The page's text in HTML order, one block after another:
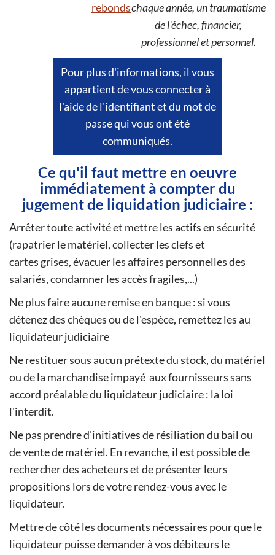
chaque année, un traumatisme
de l'échec, financier,
professionnel et personnel.
Pour plus d'informations, il vous
appartient de vous connecter à
l'aide de l'identifiant et du mot de
passe qui vous ont été
communiqués.
Ce qu'il faut mettre en oeuvre
immédiatement à compter du
jugement de liquidation judiciaire :
Arrêter toute activité et mettre les actifs en sécurité
(rapatrier le matériel, collecter les clefs et
cartes grises, évacuer les affaires personnelles des
salariés, condamner les accès fragiles,...)
Ne plus faire aucune remise en banque : si vous
détenez des chèques ou de l'espèce, remettez les au
liquidateur judiciaire
Ne restituer sous aucun prétexte du stock, du matériel
ou de la marchandise impayé aux fournisseurs sans
accord préalable du liquidateur judiciaire : la loi
l'interdit.
Ne pas prendre d'initiatives de résiliation du bail ou
de vente de matériel. En revanche, il est possible de
rechercher des acheteurs et de présenter leurs
propositions lors de votre rendez-vous avec le
liquidateur.
Mettre de côté les documents nécessaires pour que le
liquidateur puisse demander à vos débiteurs le